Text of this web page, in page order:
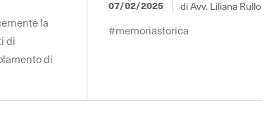
la
di
di
07/02/2025 di Avv. Liliana Rullo
#memoriastorica